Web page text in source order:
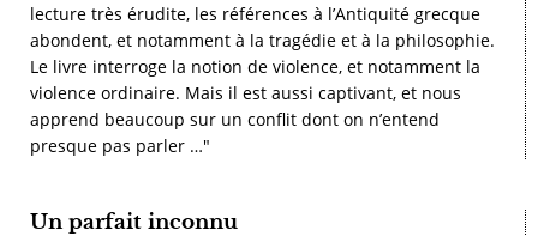
lecture très érudite, les références à l’Antiquité grecque
abondent, et notamment à la tragédie et à la philosophie.
Le livre interroge la notion de violence, et notamment la
violence ordinaire. Mais il est aussi captivant, et nous
apprend beaucoup sur un conflit dont on n’entend
presque pas parler …"
Un parfait inconnu